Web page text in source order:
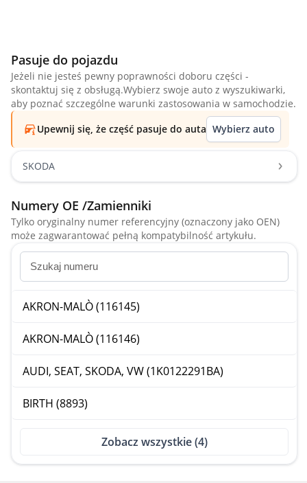
Pasuje do pojazdu
Jeżeli nie jesteś pewny poprawności doboru części -
skontaktuj się z obsługą.Wybierz swoje auto z wyszukiwarki,
aby poznać szczególne warunki zastosowania w samochodzie.
Upewnij się, że część pasuje do auta Wybierz auto
SKODA
Numery OE /Zamienniki
Tylko oryginalny numer referencyjny (oznaczony jako OEN)
może zagwarantować pełną kompatybilność artykułu.
AKRON-MALÒ (116145)
AKRON-MALÒ (116146)
AUDI, SEAT, SKODA, VW (1K0122291BA)
BIRTH (8893)
Zobacz wszystkie (4)